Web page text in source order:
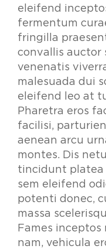
eleifend
fermentum
fringilla
convallis auctor
venenatis
malesuada dui
eleifend leo at
Pharetra eros
facilisi,
aenean arcu
montes. Dis
tincidunt platea
sem eleifend
potenti donec,
massa
Fames
nam, vehicula